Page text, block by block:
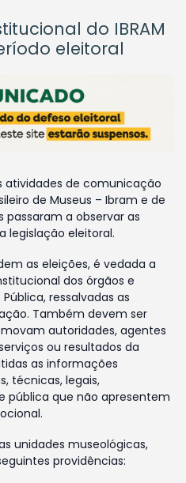
do IBRAM
eleitoral
atividades de comunicação
de Museus – Ibram e de
passaram a observar as
legislação eleitoral.
as eleições, é vedada a
dos órgãos e
ressalvadas as
Também devem ser
autoridades, agentes
ou resultados da
as informações
técnicas, legais,
pública que não apresentem
unidades museológicas,
providências: